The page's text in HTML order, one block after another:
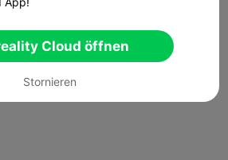
Cloud öffnen
Stornieren